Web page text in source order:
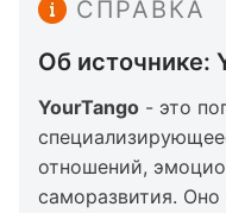
СПРАВКА
Об источнике:
YourTango - это
отношений,
саморазвития.